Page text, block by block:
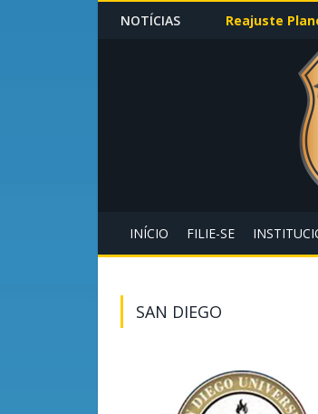
NOTÍCIAS Reajuste
INÍCIO FILIE-SE
SAN DIEGO